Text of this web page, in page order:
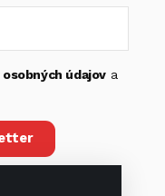
údajova